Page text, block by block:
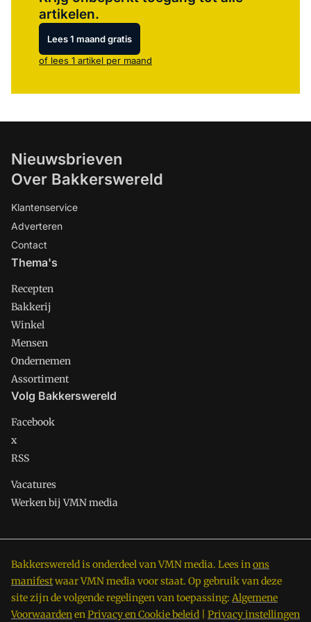
artikelen.
Lees 1 maand gratis
of lees 1 artikel per maand
Nieuwsbrieven
Over Bakkerswereld
Klantenservice
Adverteren
Contact
Thema's
Recepten
Bakkerij
Winkel
Mensen
Ondernemen
Assortiment
Volg Bakkerswereld
Facebook
x
RSS
Vacatures
Werken bij VMN media
Bakkerswereld is onderdeel van VMN media. Lees inons
manifestwaar VMN media voor staat. Op gebruik van deze
site zijn de volgende regelingen van toepassing: Algemene
VoorwaardenenPrivacy en Cookie beleid Privacy instellingen